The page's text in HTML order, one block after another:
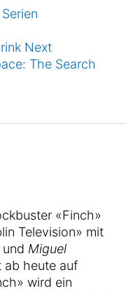
Next
The Search
«Finch»
Television» mit
Miguel
ab heute auf
wird ein